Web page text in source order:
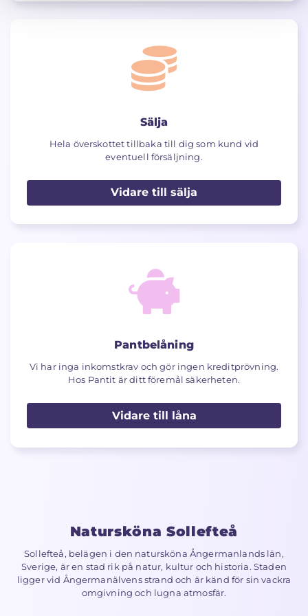
Sälja
Hela överskottet tillbaka till dig som kund vid
eventuell försäljning.
Vidare till sälja
Pantbelåning
Vi har inga inkomstkrav och gör ingen kreditprövning.
Hos Pantit är ditt föremål säkerheten.
Vidare till låna
Natursköna Sollefteå
Sollefteå, belägen i den natursköna Ångermanlands län,
Sverige, är en stad rik på natur, kultur och historia. Staden
ligger vid Ångermanälvens strand och är känd för sin vackra
omgivning och lugna atmosfär.